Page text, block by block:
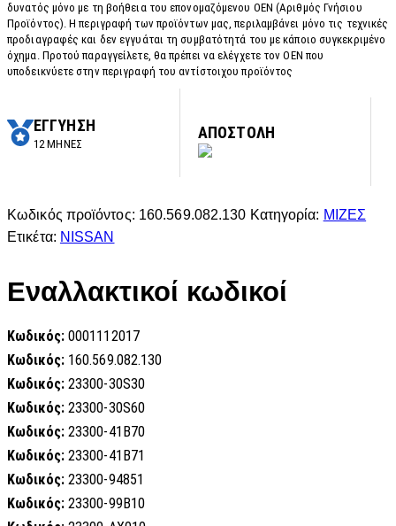
δυνατός μόνο με τη βοήθεια του επονομαζόμενου OEN (Αριθμός Γνήσιου
Προϊόντος). Η περιγραφή των προϊόντων μας, περιλαμβάνει μόνο τις τεχνικές
προδιαγραφές και δεν εγγυάται τη συμβατότητά του με κάποιο συγκεκριμένο
όχημα. Προτού παραγγείλετε, θα πρέπει να ελέγχετε τον OEN που
υποδεικνύετε στην περιγραφή του αντίστοιχου προϊόντος
ΕΓΓΥΗΣΗ
12 ΜΗΝΕΣ
ΑΠΟΣΤΟΛΗ
Κωδικός προϊόντος: 160.569.082.130 Κατηγορία: ΜΙΖΕΣ
Ετικέτα: NISSAN
Εναλλακτικοί κωδικοί
Κωδικός: 0001112017
Κωδικός: 160.569.082.130
Κωδικός: 23300-30S30
Κωδικός: 23300-30S60
Κωδικός: 23300-41B70
Κωδικός: 23300-41B71
Κωδικός: 23300-94851
Κωδικός: 23300-99B10